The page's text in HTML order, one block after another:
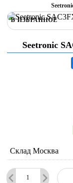
В ИЗБРАННОЕ
Seetronic
Склад Москва